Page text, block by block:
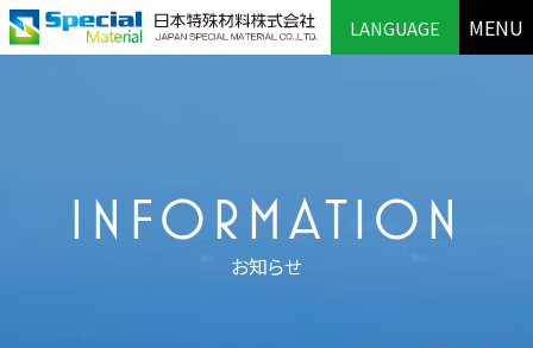
LANGUAGE MENU
お知らせ
INFORMATION